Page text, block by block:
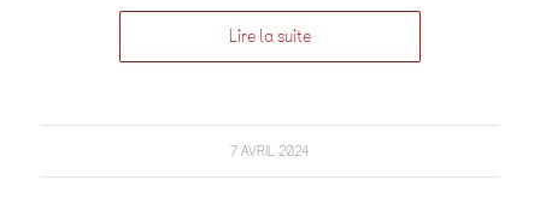
Lire la suite
7 AVRIL 2024